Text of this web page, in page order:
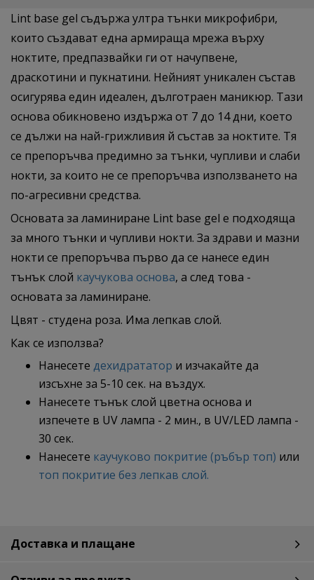
Lint base gel съдържа ултра тънки микрофибри,
които създават една армираща мрежа върху
ноктите, предпазвайки ги от начупвене,
драскотини и пукнатини. Нейният уникален състав
осигурява един идеален, дълготраен маникюр. Тази
основа обикновено издържа от 7 до 14 дни, което
се дължи на най-грижливия й състав за ноктите. Тя
се препоръчва предимно за тънки, чупливи и слаби
нокти, за които не се препоръчва използването на
по-агресивни средства.
Основата за ламиниране Lint base gel е подходяща
за много тънки и чупливи нокти. За здрави и мазни
нокти се препоръчва първо да се нанесе един
тънък слой каучукова основа, а след това -
основата за ламиниране.
Цвят - студена роза. Има лeпкав слой.
Как се използва?
Нанесете дехидрататор и изчакайте да
изсъхне за 5-10 сек. на въздух.
Нанесете тънък слой цветна основа и
изпечете в UV лампа - 2 мин., в UV/LED лампа -
30 сек.
Нанесете каучуково покритие (ръбър топ) или
топ покритие без лепкав слой.
Доставка и плащане